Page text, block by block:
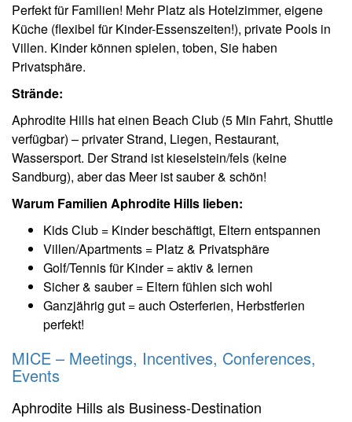
Perfekt für Familien! Mehr Platz als Hotelzimmer, eigene
Küche (flexibel für Kinder-Essenszeiten!), private Pools in
Villen. Kinder können spielen, toben, Sie haben
Privatsphäre.
Strände:
Aphrodite Hills hat einen Beach Club (5 Min Fahrt, Shuttle
verfügbar) – privater Strand, Liegen, Restaurant,
Wassersport. Der Strand ist kieselstein/fels (keine
Sandburg), aber das Meer ist sauber & schön!
Warum Familien Aphrodite Hills lieben:
Kids Club = Kinder beschäftigt, Eltern entspannen
Villen/Apartments = Platz & Privatsphäre
Golf/Tennis für Kinder = aktiv & lernen
Sicher & sauber = Eltern fühlen sich wohl
Ganzjährig gut = auch Osterferien, Herbstferien
perfekt!
MICE – Meetings, Incentives, Conferences,
Events
Aphrodite Hills als Business-Destination